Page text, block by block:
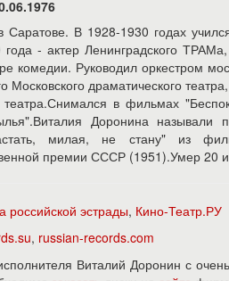
В 1928-1930 годах
- актер Ленинградского
комедии. Руководил оркестром
драматического
в фильмах
Доронина называли
милая, не стану" из
премии СССР (1951).Умер 20
российской эстрады, Кино-Театр.РУ
, russian-records.com
Виталий Доронин с